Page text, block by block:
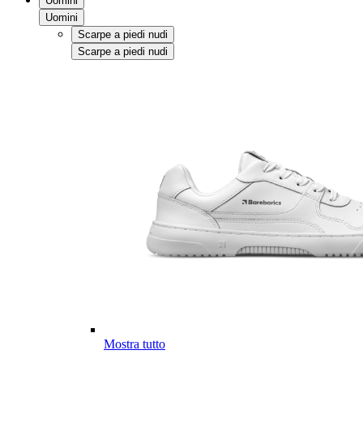
Uomini
Scarpe a piedi nudi
Scarpe a piedi nudi
Mostra tutto